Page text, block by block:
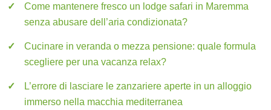
Come mantenere fresco un lodge safari in Maremma
senza abusare dell’aria condizionata?
Cucinare in veranda o mezza pensione: quale formula
scegliere per una vacanza relax?
L’errore di lasciare le zanzariere aperte in un alloggio
immerso nella macchia mediterranea